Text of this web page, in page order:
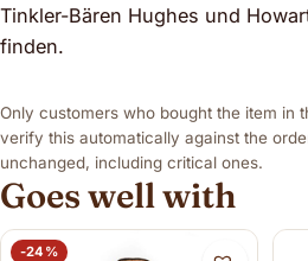
Tinkler-Bären Hughes und
finden.
Only customers who bought the item in
verify this automatically against the
unchanged, including critical ones.
Goes well with
-24%